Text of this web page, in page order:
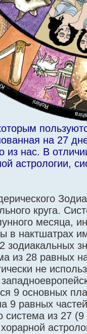
на 27
из нас. В
астрологии,
круга.
месяца,
в нактшатрах
зодиакальных
из 28 равных
не
9 основных
9 равных
из 27